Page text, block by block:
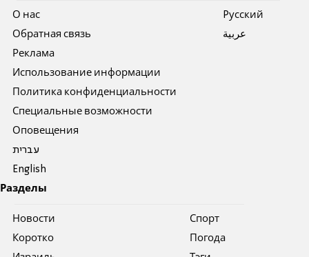
О нас
Обратная связь
Реклама
Использование информации
Политика конфиденциальности
Специальные возможности
Оповещения
עברית
English
Pусский
عربية
Разделы
Новости
Коротко
Спорт
Погода